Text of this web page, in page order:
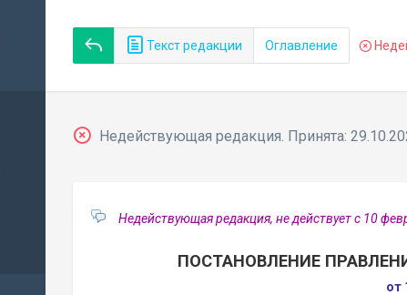
Текст редакции Оглавление
Недействующая редакция. Принята:
Недействующая редакция, не действует с 10
ПОСТАНОВЛЕНИЕ
от